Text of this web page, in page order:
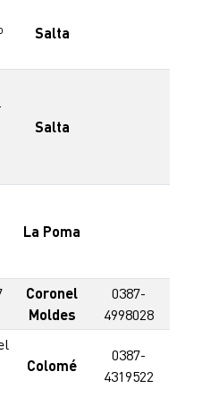
Salta
Salta
La Poma
Coronel
Moldes
0387-
4998028
Colomé
0387-
4319522